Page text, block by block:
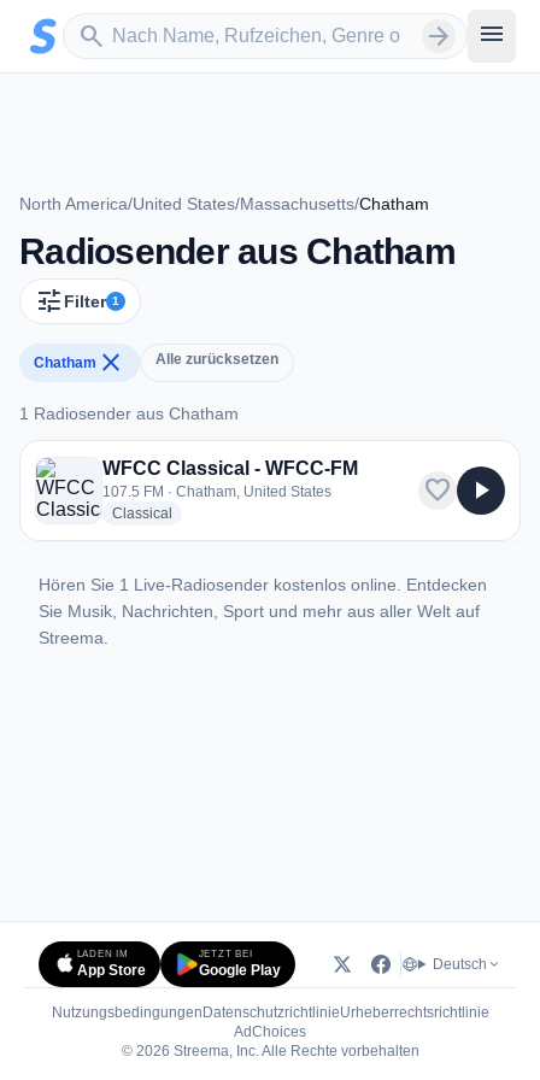
Zum Hauptinhalt springen
search
Sender suchen arrow_forward menu
North America/United States/Massachusetts/Chatham
Radiosender aus Chatham
tune Filter 1
Chatham close Alle zurücksetzen
1 Radiosender aus Chatham
1 Radiosender aus Chatham
WFCC Classical - WFCC-FM
107.5 FM · Chatham, United States
Classical
favorite play_arrow
Hören Sie 1 Live-Radiosender kostenlos online. Entdecken
Sie Musik, Nachrichten, Sport und mehr aus aller Welt auf
Streema.
LADEN IM
App Store
JETZT BEI
Google Play Deutsch
Nutzungsbedingungen DatenschutzrichtlinieUrheberrechtsrichtlinie
AdChoices(öffnet in neuem Tab)
© 2026 Streema, Inc. Alle Rechte vorbehalten